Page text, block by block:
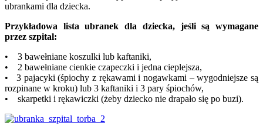
ubrankami dla dziecka.
Przykładowa lista ubranek dla dziecka, jeśli są wymagane
przez szpital:
• 3 bawełniane koszulki lub kaftaniki,
• 2 bawełniane cienkie czapeczki i jedna cieplejsza,
• 3 pajacyki (śpiochy z rękawami i nogawkami – wygodniejsze są
rozpinane w kroku) lub 3 kaftaniki i 3 pary śpiochów,
• skarpetki i rękawiczki (żeby dziecko nie drapało się po buzi).